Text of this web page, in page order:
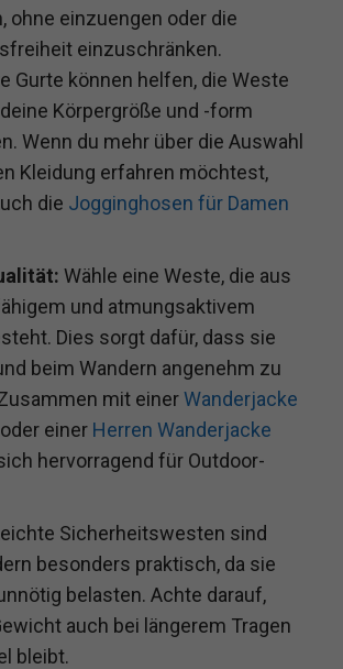
ohne einzuengen oder die
einzuschränken.
Gurte können helfen, die Weste
Körpergröße und -form
Wenn du mehr über die Auswahl
Kleidung erfahren möchtest,
die Jogginghosen für Damen
Wähle eine Weste, die aus
und atmungsaktivem
Dies sorgt dafür, dass sie
beim Wandern angenehm zu
mit einerWanderjacke
oder einer Herren Wanderjacke
hervorragend für Outdoor-
Sicherheitswesten sind
besonders praktisch, da sie
belasten. Achte darauf,
auch bei längerem Tragen
bleibt.